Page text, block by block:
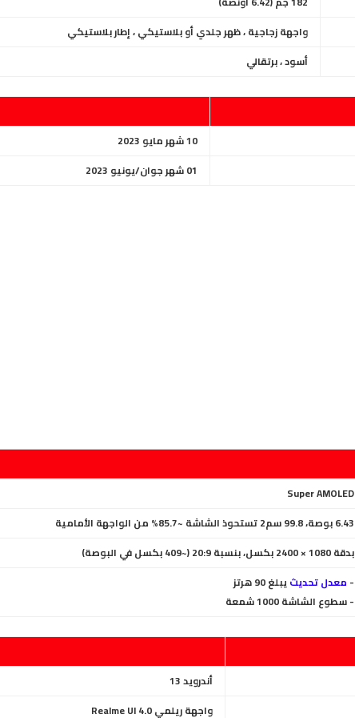
واجهة زجاجية ، ظهر جلدي أو بلاستيكي ، إطار بلاستيكي
أسود ، برتقالي
Super AMOLED
6.43 بوصة، 99.8 سم2 تستحوذ الشاشة ~85.7% من الواجهة الأمامية
بدقة1080 × 2400 بكسل، بنسبة 20:9 (~409 بكسل في البوصة)
- معدل تحديث يبلغ 90 هرتز
- سطوع الشاشة 1000 شمعة
أندرويد 13
واجهة ريلمي Realme UI 4.0